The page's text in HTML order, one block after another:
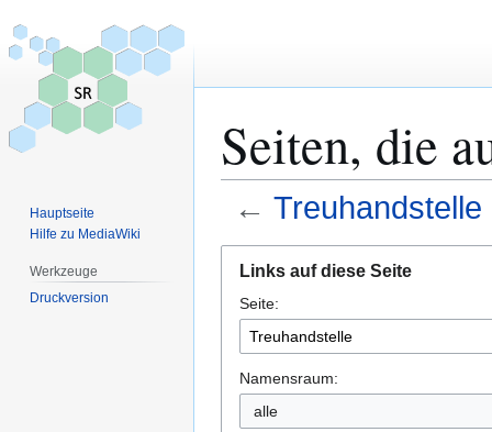
Seiten, die
← Treuhandstelle
Navigation
springen
Suche
springen
Links auf diese Seite
Seite:
Namensraum:
alle
Hauptseite
Hilfe zu MediaWiki
Werkzeuge
Druckversion